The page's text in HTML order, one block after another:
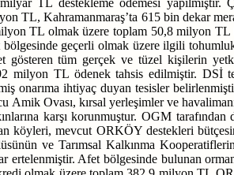
TL, Kahramanmaraş’ta 615 bin dekar
TL olmak üzere toplam 50,8 milyon
bölgesinde geçerli olmak üzere ilgili
tüm gerçek ve tüzel kişilerin yetki
milyon TL ödenek tahsis edilmiştir. DSİ
onarıma ihtiyaç duyan tesisler
Amik Ovası, kırsal yerleşimler ve
karşı korunmuştur. OGM
köyleri, mevcut ORKÖY destekleri
ve Tarımsal Kalkınma
Afet bölgesinde bulunan